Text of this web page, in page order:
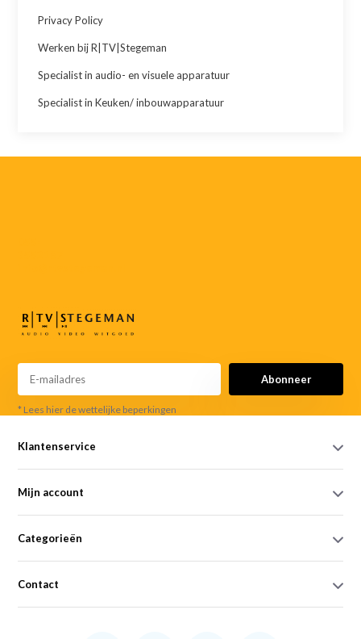
Privacy Policy
Werken bij R|TV|Stegeman
Specialist in audio- en visuele apparatuur
Specialist in Keuken/ inbouwapparatuur
Abonneer
* Lees hier de wettelijke beperkingen
Klantenservice
Mijn account
Categorieën
Contact